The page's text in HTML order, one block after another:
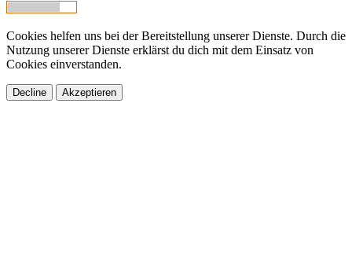
Cookies helfen uns bei der Bereitstellung unserer Dienste. Durch die
Nutzung unserer Dienste erklärst du dich mit dem Einsatz von
Cookies einverstanden.
Decline Akzeptieren